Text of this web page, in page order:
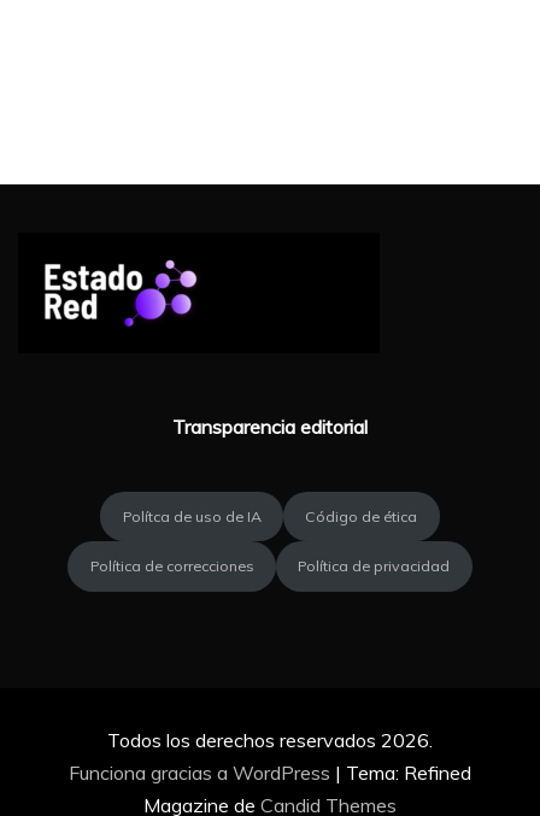
Transparencia editorial
Polítca de uso de IA Código de ética
Política de correcciones Política de privacidad
Todos los derechos reservados 2026.
Funciona gracias a WordPress | Tema: Refined
Magazine de Candid Themes